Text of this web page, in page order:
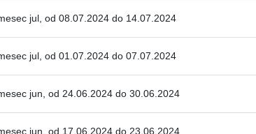
jul, od 08.07.2024 do 14.07.2024
jul, od 01.07.2024 do 07.07.2024
jun, od 24.06.2024 do 30.06.2024
jun, od 17.06.2024 do 23.06.2024